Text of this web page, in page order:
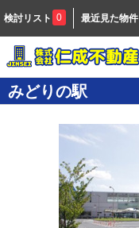
検討リスト 0 最近見た物件
みどりの駅